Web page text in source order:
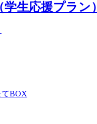
生応援プラン）